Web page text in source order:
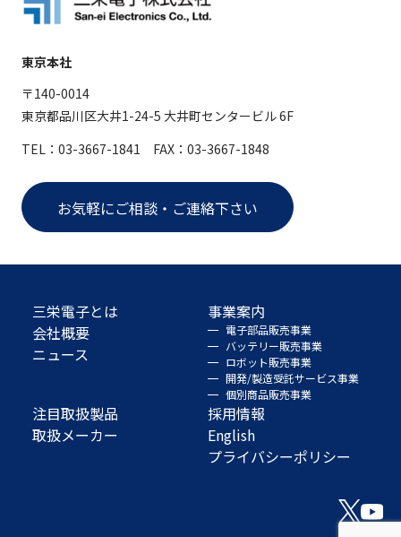
東京本社
〒140-0014
東京都品川区大井1-24-5 大井町センタービル 6F
TEL：03-3667-1841 FAX：03-3667-1848
お気軽にご相談・ご連絡下さい
三栄電子とは
会社概要
ニュース
事業案内
電子部品販売事業
バッテリー販売事業
ロボット販売事業
開発/製造受託サービス事業
個別商品販売事業
注目取扱製品
取扱メーカー
採用情報
English
プライバシーポリシー